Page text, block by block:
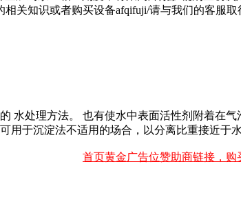
关知识或者购买设备afqifuji/请与我们的客服
水处理方法。 也有使水中表面活性剂附着在
用于沉淀法不适用的场合，以分离比重接近
首页黄金广告位赞助商链接，购